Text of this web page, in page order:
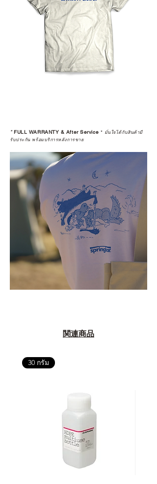
*FULL WARRANTY & After Service * มั่นใจได้กับสินค้ามี
รับประกัน พร้อมบริการหลังการขาย
関連商品
30 กรัม